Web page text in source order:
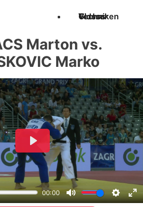
Techniken
Videos
Glossar
Marton vs.
Marko